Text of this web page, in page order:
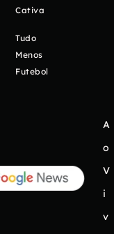
Cativa
Tudo
Menos
Futebol
A
o
V
i
v